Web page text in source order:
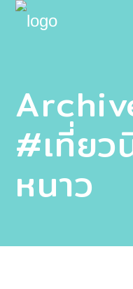
#เที่ยว
หนาว